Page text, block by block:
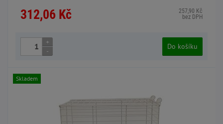
312,06 Kč
257,90 Kč
bez DPH
+
-
Do košíku
Skladem